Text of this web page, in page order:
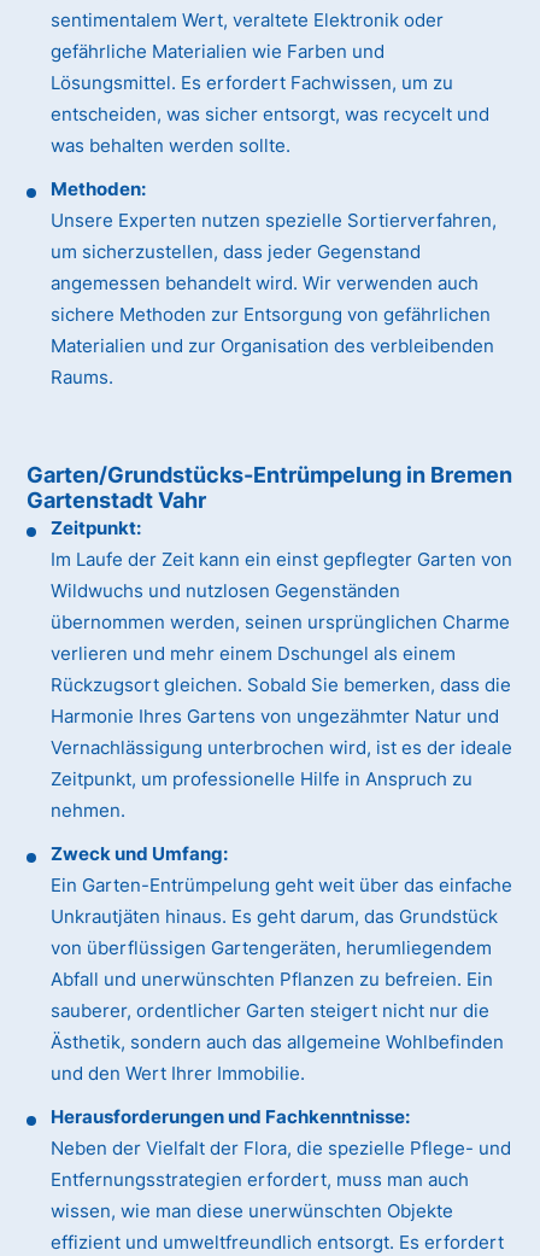
sentimentalem Wert, veraltete Elektronik oder
gefährliche Materialien wie Farben und
Lösungsmittel. Es erfordert Fachwissen, um zu
entscheiden, was sicher entsorgt, was recycelt und
was behalten werden sollte.
Methoden:
Unsere Experten nutzen spezielle Sortierverfahren,
um sicherzustellen, dass jeder Gegenstand
angemessen behandelt wird. Wir verwenden auch
sichere Methoden zur Entsorgung von gefährlichen
Materialien und zur Organisation des verbleibenden
Raums.
Garten/Grundstücks-Entrümpelung in Bremen
Gartenstadt Vahr
Zeitpunkt:
Im Laufe der Zeit kann ein einst gepflegter Garten von
Wildwuchs und nutzlosen Gegenständen
übernommen werden, seinen ursprünglichen Charme
verlieren und mehr einem Dschungel als einem
Rückzugsort gleichen. Sobald Sie bemerken, dass die
Harmonie Ihres Gartens von ungezähmter Natur und
Vernachlässigung unterbrochen wird, ist es der ideale
Zeitpunkt, um professionelle Hilfe in Anspruch zu
nehmen.
Zweck und Umfang:
Ein Garten-Entrümpelung geht weit über das einfache
Unkrautjäten hinaus. Es geht darum, das Grundstück
von überflüssigen Gartengeräten, herumliegendem
Abfall und unerwünschten Pflanzen zu befreien. Ein
sauberer, ordentlicher Garten steigert nicht nur die
Ästhetik, sondern auch das allgemeine Wohlbefinden
und den Wert Ihrer Immobilie.
Herausforderungen und Fachkenntnisse:
Neben der Vielfalt der Flora, die spezielle Pflege- und
Entfernungsstrategien erfordert, muss man auch
wissen, wie man diese unerwünschten Objekte
effizient und umweltfreundlich entsorgt. Es erfordert